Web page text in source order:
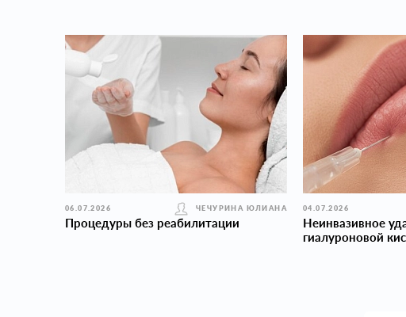
06.07.2026 ЧЕЧУРИНА ЮЛИАНА
Процедуры без реабилитации
04.07.2026
Неинвазивное
гиалуроновой